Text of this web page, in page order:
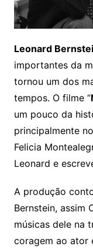
Leonard
importantes da
tornou um dos
tempos. O filme “
um pouco da
principalmente
Felicia
Leonard e
A produção
Bernstein, assim
músicas dele na
coragem ao ator